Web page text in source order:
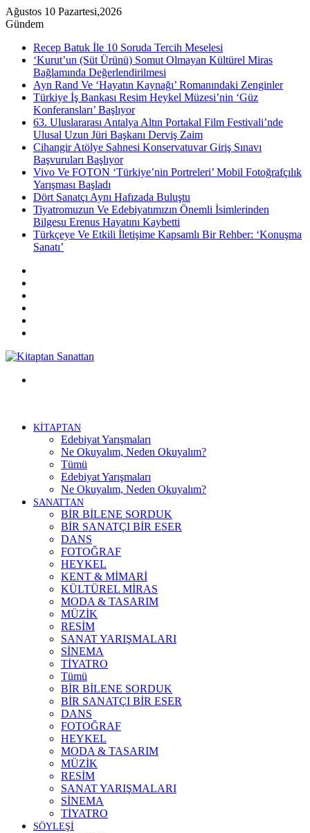
Ağustos 10 Pazartesi,2026
Gündem
Recep Batuk İle 10 Soruda Tercih Meselesi
‘Kurut’un (Süt Ürünü) Somut Olmayan Kültürel Miras
Bağlamında Değerlendirilmesi
Ayn Rand Ve ‘Hayatın Kaynağı’ Romanındaki Zenginler
Türkiye İş Bankası Resim Heykel Müzesi’nin ‘Güz
Konferansları’ Başlıyor
63. Uluslararası Antalya Altın Portakal Film Festivali’nde
Ulusal Uzun Jüri Başkanı Derviş Zaim
Cihangir Atölye Sahnesi Konservatuvar Giriş Sınavı
Başvuruları Başlıyor
Vivo Ve FOTON ‘Türkiye’nin Portreleri’ Mobil Fotoğrafçılık
Yarışması Başladı
Dört Sanatçı Aynı Hafızada Buluştu
Tiyatromuzun Ve Edebiyatımızın Önemli İsimlerinden
Bilgesu Erenus Hayatını Kaybetti
Türkçeye Ve Etkili İletişime Kapsamlı Bir Rehber: ‘Konuşma
Sanatı’
KİTAPTAN
Edebiyat Yarışmaları
Ne Okuyalım, Neden Okuyalım?
Tümü
Edebiyat Yarışmaları
Ne Okuyalım, Neden Okuyalım?
SANATTAN
BİR BİLENE SORDUK
BİR SANATÇI BİR ESER
DANS
FOTOĞRAF
HEYKEL
KENT & MİMARİ
KÜLTÜREL MİRAS
MODA & TASARIM
MÜZİK
RESİM
SANAT YARIŞMALARI
SİNEMA
TİYATRO
Tümü
BİR BİLENE SORDUK
BİR SANATÇI BİR ESER
DANS
FOTOĞRAF
HEYKEL
MODA & TASARIM
MÜZİK
RESİM
SANAT YARIŞMALARI
SİNEMA
TİYATRO
SÖYLEŞİ